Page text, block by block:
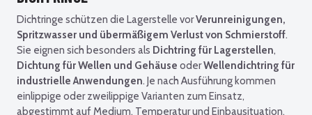
Dichtringe schützen die Lagerstelle vorVerunreinigungen,
Spritzwasser und übermäßigem Verlust von Schmierstoff.
Sie eignen sich besonders als Dichtring für Lagerstellen,
Dichtung für Wellen und Gehäuse oderWellendichtring für
industrielle Anwendungen. Je nach Ausführung kommen
einlippige oder zweilippige Varianten zum Einsatz,
abgestimmt auf Medium, Temperatur und Einbausituation.